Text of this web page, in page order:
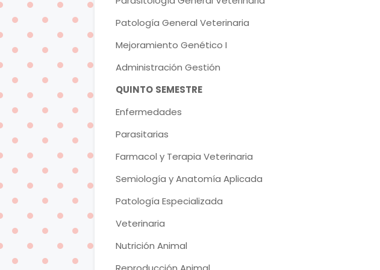
Patología General Veterinaria
Mejoramiento Genético I
Administración Gestión
QUINTO SEMESTRE
Enfermedades
Parasitarias
Farmacol y Terapia Veterinaria
Semiología y Anatomía Aplicada
Patología Especializada
Veterinaria
Nutrición Animal